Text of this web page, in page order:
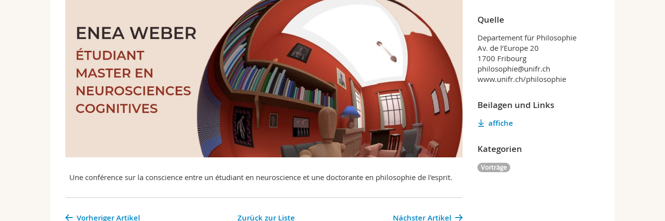
Une conférence sur la conscience entre un étudiant en neuroscience et une doctorante en philosophie de l'esprit.
Nächster Artikel
Vorheriger Artikel Zurück zur Liste
Quelle
Departement für Philosophie
Av. de l’Europe 20
1700 Fribourg
philosophie@unifr.ch
www.unifr.ch/philosophie
Beilagen und Links
affiche
Kategorien
Vorträge